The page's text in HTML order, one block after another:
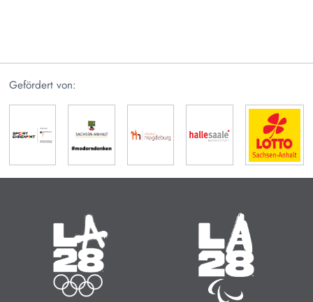
Gefördert von:
Olympische Sommerspiele
14.07. - 30.07.2028
Zeit bis zum Start:
13
:
Paralympische Sommerspiele
15.08. - 27.08.2028
Zeit bis zum Start:
13
: